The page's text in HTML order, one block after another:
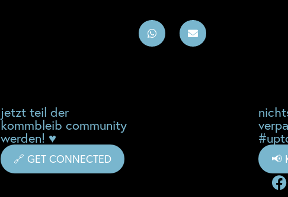
jetzt teil der
kommbleib community
werden! ♥
🔗 GET CONNECTED 📢